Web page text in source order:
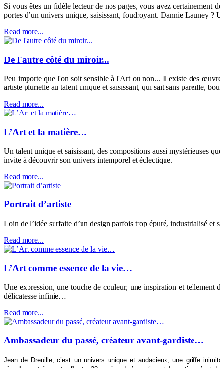
Si vous êtes un fidèle lecteur de nos pages, vous avez certainement
portes d’un univers unique, saisissant, foudroyant. Dannie Launey
Read more...
De l'autre côté du miroir...
Peu importe que l'on soit sensible à l'Art ou non... Il existe des
artiste plurielle au talent unique et saisissant, qui sait sans pareille,
Read more...
L’Art et la matière…
Un talent unique et saisissant, des compositions aussi mystérieuses
invite à découvrir son univers intemporel et éclectique.
Read more...
Portrait d’artiste
Loin de l’idée surfaite d’un design parfois trop épuré, industrialisé
Read more...
L’Art comme essence de la vie…
Une expression, une touche de couleur, une inspiration et tellement
délicatesse infinie…
Read more...
Ambassadeur du passé, créateur avant-gardiste…
Jean de Dreuille, c’est un univers unique et audacieux, une griffe